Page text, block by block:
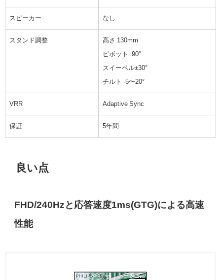
スピーカー なし
スタンド調整 高さ 130mm
ピボット±90°
スイーベル±30°
チルト -5〜20°
VRR Adaptive Sync
保証 5年間
良い点
FHD/240Hzと応答速度1ms(GTG)による高速
性能